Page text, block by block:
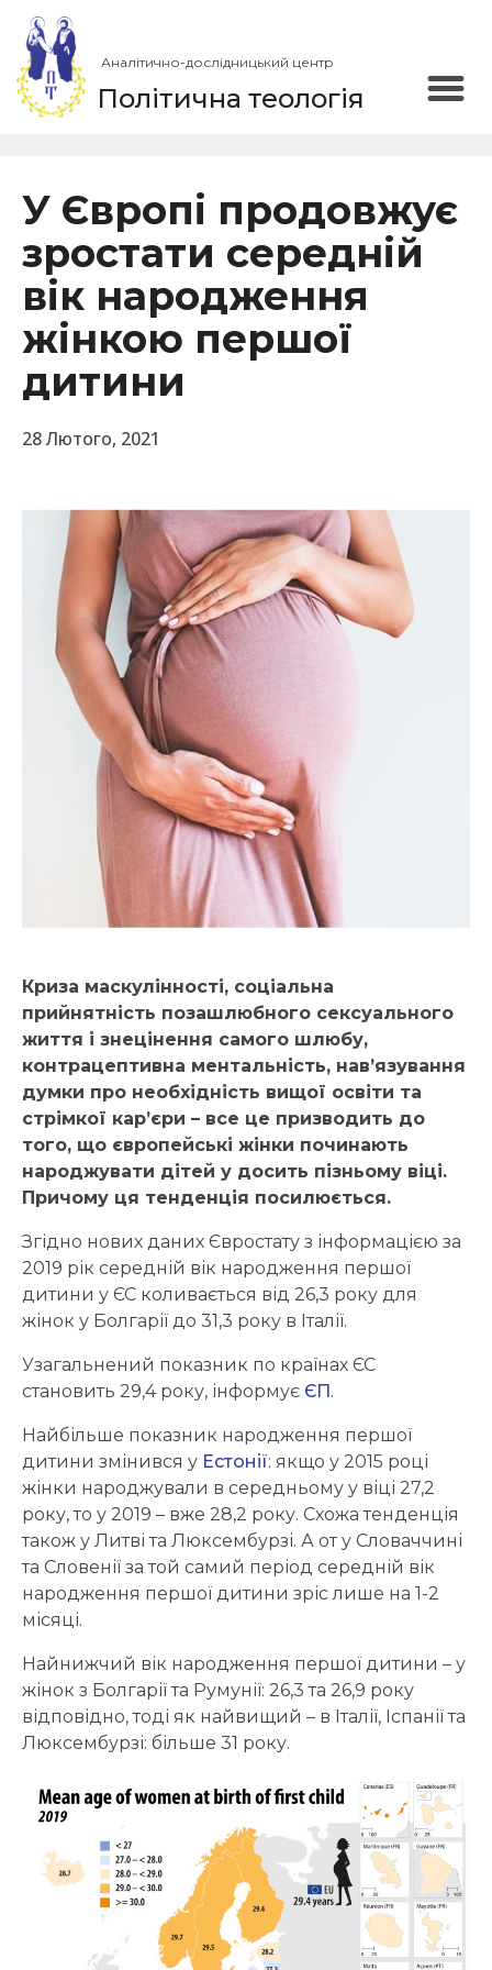
Аналітично-дослідницький центр
Політична теологія
У Європі продовжує
зростати середній
вік народження
жінкою першої
дитини
28 Лютого, 2021
Криза маскулінності, соціальна
прийнятність позашлюбного сексуального
життя і знецінення самого шлюбу,
контрацептивна ментальність, нав’язування
думки про необхідність вищої освіти та
стрімкої кар’єри – все це призводить до
того, що європейські жінки починають
народжувати дітей у досить пізньому віці.
Причому ця тенденція посилюється.
Згідно нових даних Євростату з інформацією за
2019 рік середній вік народження першої
дитини у ЄС коливається від 26,3 року для
жінок у Болгарії до 31,3 року в Італії.
Узагальнений показник по країнах ЄС
становить 29,4 року, інформує ЄП.
Найбільше показник народження першої
дитини змінився у Естонії: якщо у 2015 році
жінки народжували в середньому у віці 27,2
року, то у 2019 – вже 28,2 року. Схожа тенденція
також у Литві та Люксембурзі. А от у Словаччині
та Словенії за той самий період середній вік
народження першої дитини зріс лише на 1-2
місяці.
Найнижчий вік народження першої дитини – у
жінок з Болгарії та Румунії: 26,3 та 26,9 року
відповідно, тоді як найвищий – в Італії, Іспанії та
Люксембурзі: більше 31 року.